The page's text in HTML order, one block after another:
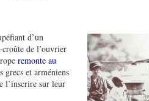
d’un
de l’ouvrier
remonte au
grecs et arméniens
l’inscrire sur leur